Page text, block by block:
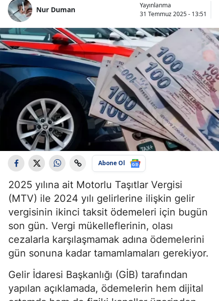
Nur Duman
Yayınlanma
31 Temmuz 2025 - 13:51
Abone Ol
2025 yılına ait Motorlu Taşıtlar Vergisi
(MTV) ile 2024 yılı gelirlerine ilişkin gelir
vergisinin ikinci taksit ödemeleri için bugün
son gün. Vergi mükelleflerinin, olası
cezalarla karşılaşmamak adına ödemelerini
gün sonuna kadar tamamlamaları gerekiyor.
Gelir İdaresi Başkanlığı (GİB) tarafından
yapılan açıklamada, ödemelerin hem dijital